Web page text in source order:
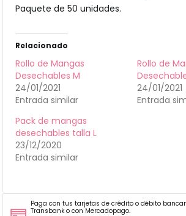
Paquete de 50 unidades.
Relacionado
Rollo de Mangas
Desechables M
24/01/2021
Entrada similar
Rollo de
24/01/2021
Entrada
Pack de mangas
desechables talla L
23/12/2020
Entrada similar
Paga con tus tarjetas de crédito o débito
Transbank o con Mercadopago.